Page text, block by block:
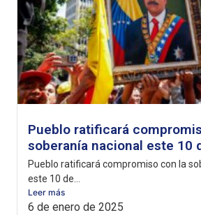
Pueblo ratificará
soberanía nacional este 10
Pueblo ratificará compromiso con la
este 10 de...
Leer más
6 de enero de 2025